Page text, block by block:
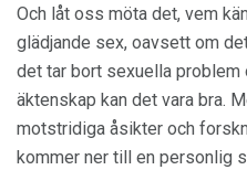
Och låt oss möta det, vem
glädjande sex, oavsett om
det tar bort sexuella problem
äktenskap kan det vara bra.
motstridiga åsikter och
kommer ner till en personlig